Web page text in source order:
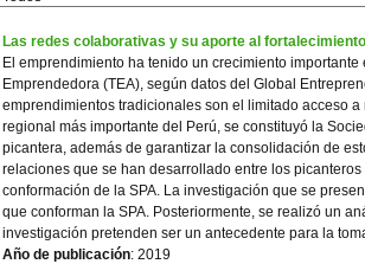
Las redes colaborativas y su aporte al
El emprendimiento ha tenido un crecimiento
Emprendedora (TEA), según datos del Global
emprendimientos tradicionales son el limitado acceso
regional más importante del Perú, se constituyó la
picantera, además de garantizar la consolidación de
relaciones que se han desarrollado entre los
conformación de la SPA. La investigación que se
que conforman la SPA. Posteriormente, se realizó un
investigación pretenden ser un antecedente para la
Año de publicación: 2019